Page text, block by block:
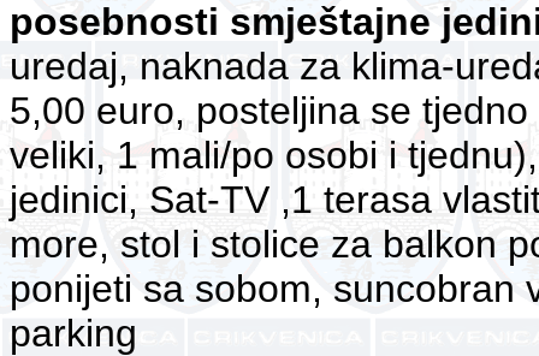
posebnosti smještajne
uredaj, naknada za klima-
5,00 euro, posteljina se
veliki, 1 mali/po osobi i
jedinici, Sat-TV ,1 terasa
more, stol i stolice za balkon
ponijeti sa sobom, suncobran
parking